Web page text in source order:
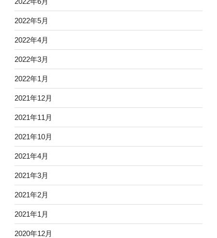
2022年5月
2022年4月
2022年3月
2022年1月
2021年12月
2021年11月
2021年10月
2021年4月
2021年3月
2021年2月
2021年1月
2020年12月